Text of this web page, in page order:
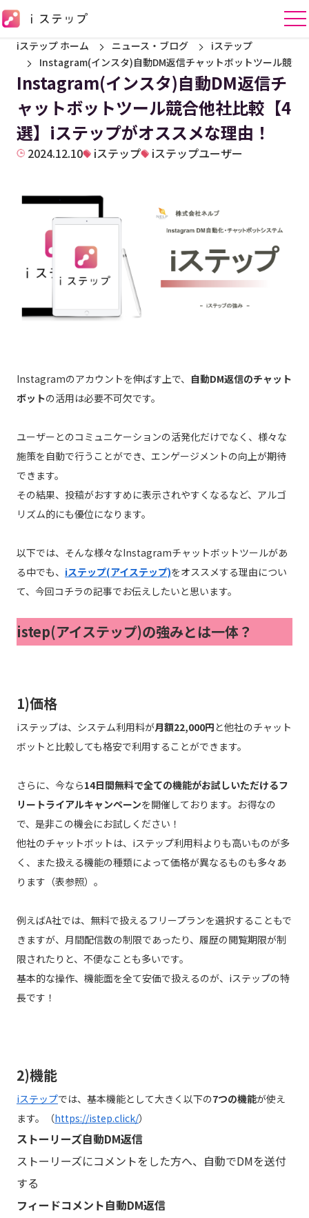
iステップ ホーム ニュース・ブログ
iステップ
Instagram(インスタ)自動DM返信チャットボットツール競合
Instagram(インスタ)自動DM返信チ
ャットボットツール競合他社比較【4
選】iステップがオススメな理由！
2024.12.10 iステップ iステップユーザー
Instagramのアカウントを伸ばす上で、 自動DM返信のチャット
ボットの活用は必要不可欠です。
ユーザーとのコミュニケーションの活発化だけでなく、様々な
施策を自動で行うことができ、エンゲージメントの向上が期待
できます。
その結果、投稿がおすすめに表示されやすくなるなど、アルゴ
リズム的にも優位になります。
以下では、そんな様々なInstagramチャットボットツールがあ
る中でも、 iステップ(アイステップ)をオススメする理由につい
て、今回コチラの記事でお伝えしたいと思います。
istep(アイステップ)の強みとは一体？
1)価格
iステップは、システム利用料が月額22,000円と他社のチャット
ボットと比較しても格安で利用することができます。
さらに、今なら14日間無料で全ての機能がお試しいただけるフ
リートライアルキャンペーンを開催しております。お得なの
で、是非この機会にお試しください！
他社のチャットボットは、iステップ利用料よりも高いものが多
く、また扱える機能の種類によって価格が異なるものも多々あ
ります（表参照）。
例えばA社では、無料で扱えるフリープランを選択することもで
きますが、月間配信数の制限であったり、履歴の閲覧期限が制
限されたりと、不便なことも多いです。
基本的な操作、機能面を全て安価で扱えるのが、iステップの特
長です！
2)機能
iステップでは、基本機能として大きく以下の7つの機能が使え
ます。（https://istep.click/）
ストーリーズ自動DM返信
ストーリーズにコメントをした方へ、自動でDMを送付
する
フィードコメント自動DM返信